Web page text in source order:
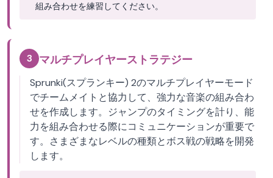
組み合わせを練習してください。
3 マルチプレイヤーストラテジー
Sprunki(スプランキー) 2のマルチプレイヤーモード
でチームメイトと協力して、強力な音楽の組み合わ
せを作成します。ジャンプのタイミングを計り、能
力を組み合わせる際にコミュニケーションが重要で
す。さまざまなレベルの種類とボス戦の戦略を開発
します。